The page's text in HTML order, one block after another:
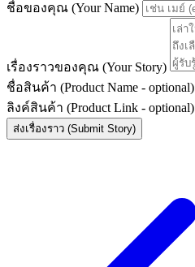
ชื่อของคุณ (Your Name)
เรื่องราวของคุณ (Your Story)
ชื่อสินค้า (Product Name - optional)
ลิงค์สินค้า (Product Link - optional)
ส่งเรื่องราว (Submit Story)